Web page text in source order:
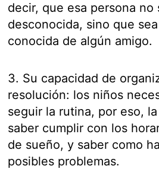
decir, que esa persona no
desconocida, sino que
conocida de algún amigo.
3. Su capacidad de
resolución: los niños
seguir la rutina, por eso,
saber cumplir con los
de sueño, y saber como
posibles problemas.